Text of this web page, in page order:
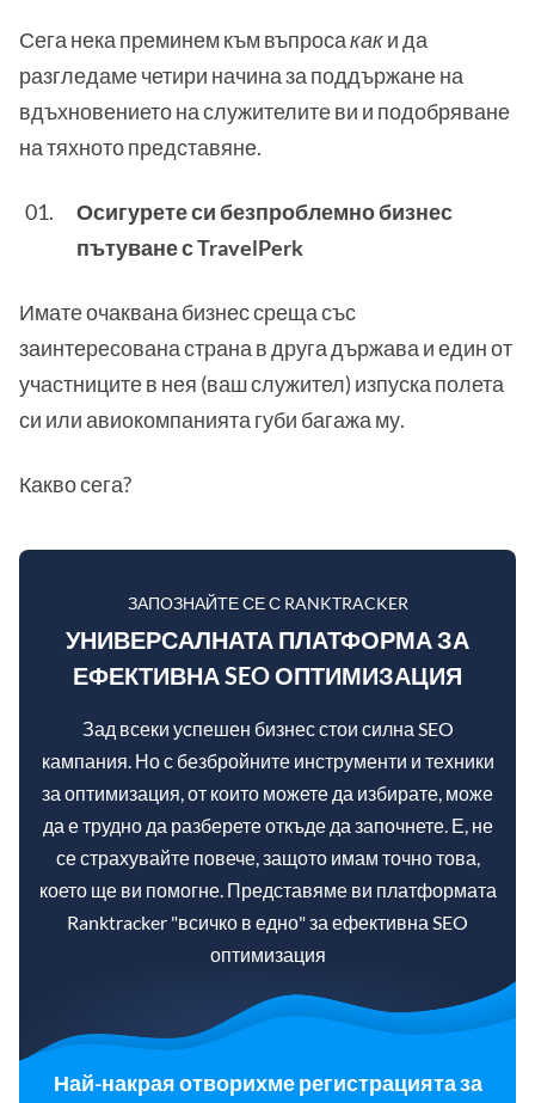
Сега нека преминем към въпросакаки да
разгледаме четири начина за поддържане на
вдъхновението на служителите ви и подобряване
на тяхното представяне.
Осигурете си безпроблемно бизнес
пътуване с TravelPerk
Имате очаквана бизнес среща със
заинтересована страна в друга държава и един от
участниците в нея (ваш служител) изпуска полета
си или авиокомпанията губи багажа му.
Какво сега?
ЗАПОЗНАЙТЕ СЕ С RANKTRACKER
УНИВЕРСАЛНАТА ПЛАТФОРМА ЗА
ЕФЕКТИВНА SEO ОПТИМИЗАЦИЯ
Зад всеки успешен бизнес стои силна SEO
кампания. Но с безбройните инструменти и техники
за оптимизация, от които можете да избирате, може
да е трудно да разберете откъде да започнете. Е, не
се страхувайте повече, защото имам точно това,
което ще ви помогне. Представяме ви платформата
Ranktracker "всичко в едно" за ефективна SEO
оптимизация
Най-накрая отворихме регистрацията за